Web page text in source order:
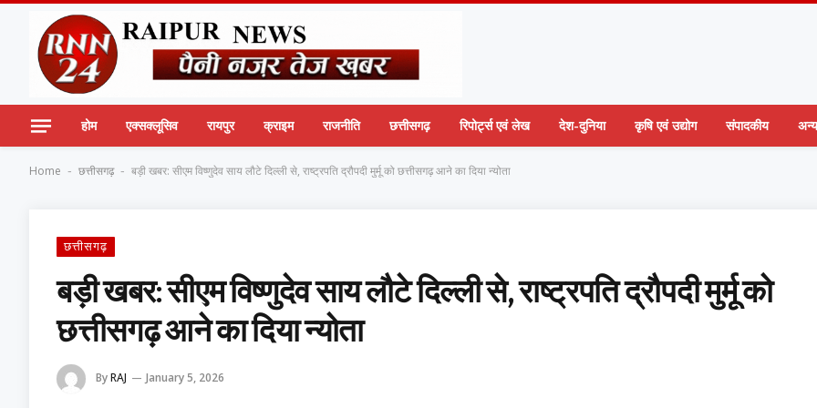
होम एक्सक्लूसिव रायपुर क्राइम राजनीति छत्तीसगढ़ रिपोर्ट्स एवं लेख देश-दुनिया कृषि एवं उद्योग संपादकीय अन्य
Home - छत्तीसगढ़ - बड़ी खबर: सीएम विष्णुदेव साय लौटे दिल्ली से, राष्ट्रपति द्रौपदी मुर्मू को छत्तीसगढ़ आने का दिया न्योता
छत्तीसगढ़
बड़ी खबर: सीएम विष्णुदेव साय लौटे दिल्ली से, राष्ट्रपति द्रौपदी मुर्मू को
छत्तीसगढ़ आने का दिया न्योता
ByRAJ January 5, 2026